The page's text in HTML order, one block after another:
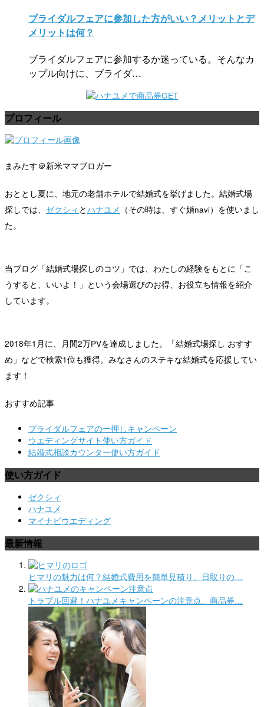
ブライダルフェアに参加した方がいい？メリットとデ
メリットは何？
ブライダルフェアに参加するか迷っている。そんなカ
ップル向けに、ブライダ…
プロフィール
まみたす＠新米ママブロガー
おととし夏に、地元の老舗ホテルで結婚式を挙げました。結婚式場
探しでは、 ゼクシィ とハナユメ （その時は、すぐ婚navi）を使いまし
た。
当ブログ「結婚式場探しのコツ」では、わたしの経験をもとに「こ
うすると、いいよ！」という会場選びのお得、お役立ち情報を紹介
しています。
2018年1月に、月間2万PVを達成しました。「結婚式場探し おすす
め」などで検索1位も獲得。みなさんのステキな結婚式を応援してい
ます！
おすすめ記事
ブライダルフェアの一押しキャンペーン
ウエディングサイト使い方ガイド
結婚式相談カウンター使い方ガイド
使い方ガイド
ゼクシィ
ハナユメ
マイナビウエディング
最新情報
ヒマリの魅力は何？結婚式費用を簡単見積り、日取りの…
トラブル回避！ハナユメキャンペーンの注意点、商品券…